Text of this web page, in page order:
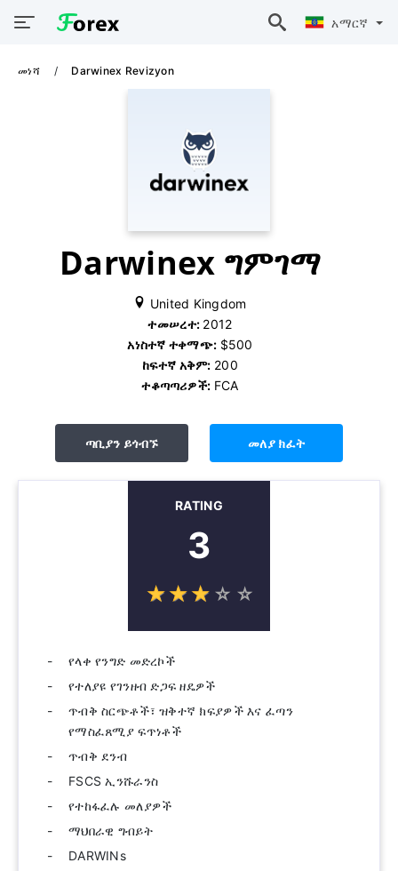
አማርኛ
መነሻ Darwinex Revizyon
Darwinex ግምገማ
United Kingdom
ተመሠረተ: 2012
አነስተኛ ተቀማጭ: $500
ከፍተኛ አቅም: 200
ተቆጣጣሪዎች: FCA
ጣቢያን ይጎብኙ መለያ ክፈት
RATING
3
☆☆☆ ☆ ☆
★★★ ★ ★
የላቀ የንግድ መድረኮች
የተለያዩ የገንዘብ ድጋፍ ዘዴዎች
ጥብቅ ስርጭቶች፣ ዝቅተኛ ክፍያዎች እና ፈጣን
የማስፈጸሚያ ፍጥነቶች
ጥብቅ ደንብ
FSCS ኢንሹራንስ
የተከፋፈሉ መለያዎች
ማህበራዊ ግብይት
DARWINs